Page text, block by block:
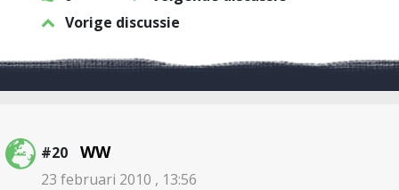
Vorige discussie
#20 WW
23 februari 2010 , 13:56